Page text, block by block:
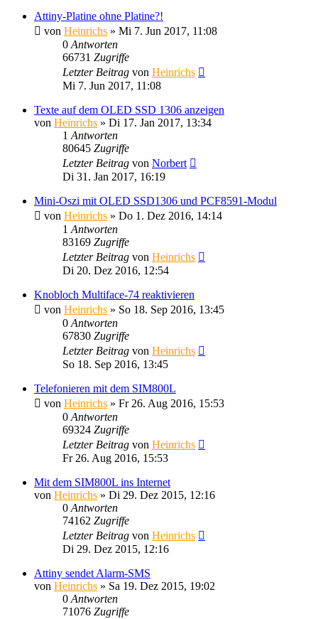
Attiny-Platine ohne Platine?!
von Heinrichs » Mi 7. Jun 2017, 11:08
0 Antworten
66731 Zugriffe
Letzter Beitrag von Heinrichs
Mi 7. Jun 2017, 11:08
Texte auf dem OLED SSD 1306 anzeigen
von Heinrichs » Di 17. Jan 2017, 13:34
1 Antworten
80645 Zugriffe
Letzter Beitrag von Norbert
Di 31. Jan 2017, 16:19
Mini-Oszi mit OLED SSD1306 und PCF8591-Modul
von Heinrichs » Do 1. Dez 2016, 14:14
1 Antworten
83169 Zugriffe
Letzter Beitrag von Heinrichs
Di 20. Dez 2016, 12:54
Knobloch Multiface-74 reaktivieren
von Heinrichs » So 18. Sep 2016, 13:45
0 Antworten
67830 Zugriffe
Letzter Beitrag von Heinrichs
So 18. Sep 2016, 13:45
Telefonieren mit dem SIM800L
von Heinrichs » Fr 26. Aug 2016, 15:53
0 Antworten
69324 Zugriffe
Letzter Beitrag von Heinrichs
Fr 26. Aug 2016, 15:53
Mit dem SIM800L ins Internet
von Heinrichs » Di 29. Dez 2015, 12:16
0 Antworten
74162 Zugriffe
Letzter Beitrag von Heinrichs
Di 29. Dez 2015, 12:16
Attiny sendet Alarm-SMS
von Heinrichs » Sa 19. Dez 2015, 19:02
0 Antworten
71076 Zugriffe